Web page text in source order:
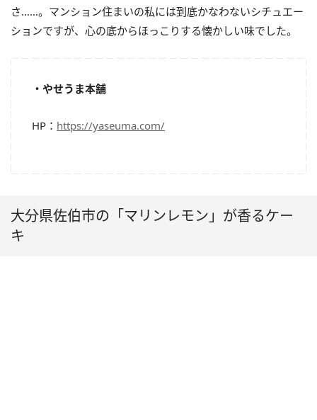
さ……。マンション住まいの私には到底かなわないシチュエー
ションですが、心の底からほっこりする懐かしい味でした。
・やせうま本舗
HP： https://yaseuma.com/
大分県佐伯市の「マリンレモン」が香るケー
キ